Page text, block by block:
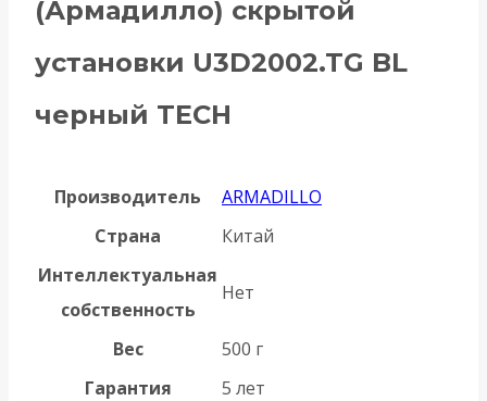
(Армадилло) скрытой
установки U3D2002.TG BL
черный TECH
Производитель
ARMADILLO
Страна
Китай
Интеллектуальная
собственность
Нет
Вес
500 г
Гарантия
5 лет